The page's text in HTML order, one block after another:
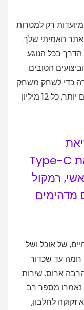
רק למטרות
האמיתי שלך.
בכל הנוגע
הטובים
כדי לשחק משחק
מספרים אחר: פחות פיקסלים אך גדולים יותר, כל 12 מיליון
microUSB 2.0 (ללא יציאת Type-C
רמקול
דברים מדהימים
של אוכל ושל
חמה עד שכדור
ארוס. שירות
נאמרו מספר רב
לחלבון,